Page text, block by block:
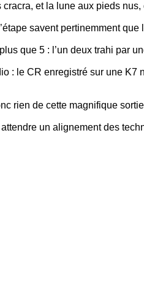
cracra, et la lune aux pieds
savent pertinemment
que 5 : l’un deux trahi par
: le CR enregistré sur une
rien de cette magnifique
un alignement des